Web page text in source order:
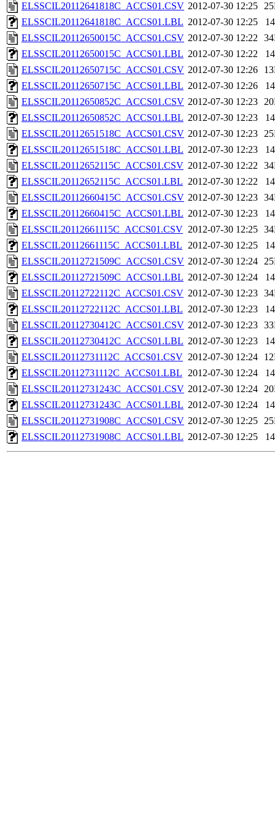
ELSSCIL20112641818C_ACCS01.CSV 2012-07-30 12:25
ELSSCIL20112641818C_ACCS01.LBL 2012-07-30 12:25
ELSSCIL20112650015C_ACCS01.CSV 2012-07-30 12:22
ELSSCIL20112650015C_ACCS01.LBL 2012-07-30 12:22
ELSSCIL20112650715C_ACCS01.CSV 2012-07-30 12:26
ELSSCIL20112650715C_ACCS01.LBL 2012-07-30 12:26
ELSSCIL20112650852C_ACCS01.CSV 2012-07-30 12:23
ELSSCIL20112650852C_ACCS01.LBL 2012-07-30 12:23
ELSSCIL20112651518C_ACCS01.CSV 2012-07-30 12:23
ELSSCIL20112651518C_ACCS01.LBL 2012-07-30 12:23
ELSSCIL20112652115C_ACCS01.CSV 2012-07-30 12:22
ELSSCIL20112652115C_ACCS01.LBL 2012-07-30 12:22
ELSSCIL20112660415C_ACCS01.CSV 2012-07-30 12:23
ELSSCIL20112660415C_ACCS01.LBL 2012-07-30 12:23
ELSSCIL20112661115C_ACCS01.CSV 2012-07-30 12:25
ELSSCIL20112661115C_ACCS01.LBL 2012-07-30 12:25
ELSSCIL20112721509C_ACCS01.CSV 2012-07-30 12:24
ELSSCIL20112721509C_ACCS01.LBL 2012-07-30 12:24
ELSSCIL20112722112C_ACCS01.CSV 2012-07-30 12:23
ELSSCIL20112722112C_ACCS01.LBL 2012-07-30 12:23
ELSSCIL20112730412C_ACCS01.CSV 2012-07-30 12:23
ELSSCIL20112730412C_ACCS01.LBL 2012-07-30 12:23
ELSSCIL20112731112C_ACCS01.CSV 2012-07-30 12:24
ELSSCIL20112731112C_ACCS01.LBL 2012-07-30 12:24
ELSSCIL20112731243C_ACCS01.CSV 2012-07-30 12:24
ELSSCIL20112731243C_ACCS01.LBL 2012-07-30 12:24
ELSSCIL20112731908C_ACCS01.CSV 2012-07-30 12:25
ELSSCIL20112731908C_ACCS01.LBL 2012-07-30 12:25